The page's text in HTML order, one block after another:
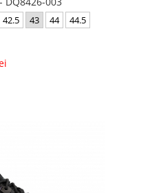
42.5 43 44
44.5